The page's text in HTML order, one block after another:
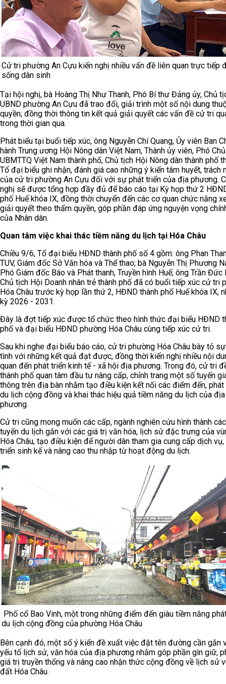
Cử tri phường An Cựu kiến nghị nhiều vấn đề liên quan trực tiếp
sống dân sinh
Tại hội nghị, bà Hoàng Thị Như Thanh, Phó Bí thư Đảng ủy, Chủ
UBND phường An Cựu đã trao đổi, giải trình một số nội dung
quyền; đồng thời thông tin kết quả giải quyết các vấn đề cử tri
trong thời gian qua.
Phát biểu tại buổi tiếp xúc, ông Nguyễn Chí Quang, Ủy viên Ban
hành Trung ương Hội Nông dân Việt Nam, Thành ủy viên, Phó
UBMTTQ Việt Nam thành phố, Chủ tịch Hội Nông dân thành phố
Tổ đại biểu ghi nhận, đánh giá cao những ý kiến tâm huyết, trách
của cử tri phường An Cựu đối với sự phát triển của địa phương.
nghị sẽ được tổng hợp đầy đủ để báo cáo tại Kỳ họp thứ 2
phố Huế khóa IX, đồng thời chuyển đến các cơ quan chức năng
giải quyết theo thẩm quyền, góp phần đáp ứng nguyện vọng
của Nhân dân.
Quan tâm việc khai thác tiềm năng du lịch tại Hóa Châu
Chiều 9/6, Tổ đại biểu HĐND thành phố số 4 gồm: ông Phan
TUV, Giám đốc Sở Văn hóa và Thể thao; bà Nguyễn Thị Phương
Phó Giám đốc Báo và Phát thanh, Truyền hình Huế; ông Trần Đức
Chủ tịch Hội Doanh nhân trẻ thành phố đã có buổi tiếp xúc cử tri
Hóa Châu trước kỳ họp lần thứ 2, HĐND thành phố Huế khóa IX,
kỳ 2026 - 2031.
Đây là đợt tiếp xúc được tổ chức theo hình thức đại biểu HĐND
phố và đại biểu HĐND phường Hóa Châu cùng tiếp xúc cử tri.
Sau khi nghe đại biểu báo cáo, cử tri phường Hóa Châu bày tỏ
tình với những kết quả đạt được, đồng thời kiến nghị nhiều nội
quan đến phát triển kinh tế - xã hội địa phương. Trong đó, cử tri
thành phố quan tâm đầu tư nâng cấp, chỉnh trang một số tuyến
thông trên địa bàn nhằm tạo điều kiện kết nối các điểm đến, phát
du lịch cộng đồng và khai thác hiệu quả tiềm năng du lịch của địa
phương.
Cử tri cũng mong muốn các cấp, ngành nghiên cứu hình thành
tuyến du lịch gắn với các giá trị văn hóa, lịch sử đặc trưng của
Hóa Châu, tạo điều kiện để người dân tham gia cung cấp dịch vụ,
triển sinh kế và nâng cao thu nhập từ hoạt động du lịch.
Phố cổ Bao Vinh, một trong những điểm đến giàu tiềm năng
du lịch cộng đồng của phường Hóa Châu
Bên cạnh đó, một số ý kiến đề xuất việc đặt tên đường cần gắn
yếu tố lịch sử, văn hóa của địa phương nhằm góp phần gìn giữ,
giá trị truyền thống và nâng cao nhận thức cộng đồng về lịch sử
đất Hóa Châu.